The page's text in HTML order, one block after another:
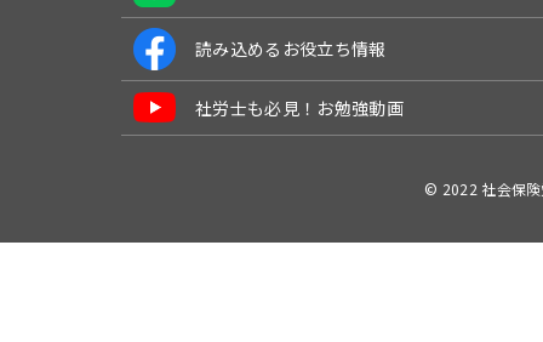
読み込めるお役立ち情報
社労士も必見！お勉強動画
© 2022 社会保